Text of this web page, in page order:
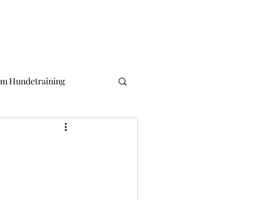
Hundetraining